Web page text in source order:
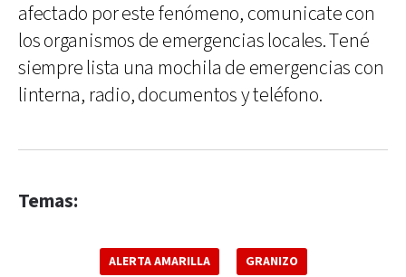
afectado por este fenómeno, comunicate con
los organismos de emergencias locales. Tené
siempre lista una mochila de emergencias con
linterna, radio, documentos y teléfono.
Temas:
ALERTA AMARILLA GRANIZO